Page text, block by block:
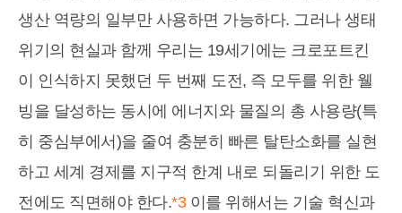
생산 역량의 일부만 사용하면 가능하다. 그러나 생태
위기의 현실과 함께 우리는 19세기에는 크로포트킨
이 인식하지 못했던 두 번째 도전, 즉 모두를 위한 웰
빙을 달성하는 동시에 에너지와 물질의 총 사용량(특
히 중심부에서)을 줄여 충분히 빠른 탈탄소화를 실현
하고 세계 경제를 지구적 한계 내로 되돌리기 위한 도
전에도 직면해야 한다.*3이를 위해서는 기술 혁신과